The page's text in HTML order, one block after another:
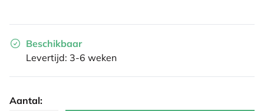
Beschikbaar
Levertijd: 3-6 weken
Aantal: